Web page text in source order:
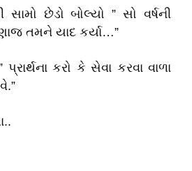
સામો છેડો બોલ્યો ” સો વર્ષની
તમને યાદ કર્યા…”
કરો કે સેવા કરવા વાળા